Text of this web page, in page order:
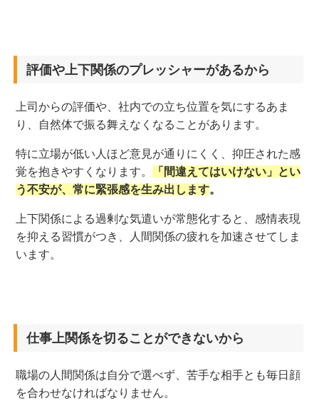
評価や上下関係のプレッシャーがあるから
上司からの評価や、社内での立ち位置を気にするあま
り、自然体で振る舞えなくなることがあります。
特に立場が低い人ほど意見が通りにくく、抑圧された感
覚を抱きやすくなります。
「間違えてはいけない」とい
う不安が、常に緊張感を生み出します。
上下関係による過剰な気遣いが常態化すると、感情表現
を抑える習慣がつき、人間関係の疲れを加速させてしま
います。
仕事上関係を切ることができないから
職場の人間関係は自分で選べず、苦手な相手とも毎日顔
を合わせなければなりません。